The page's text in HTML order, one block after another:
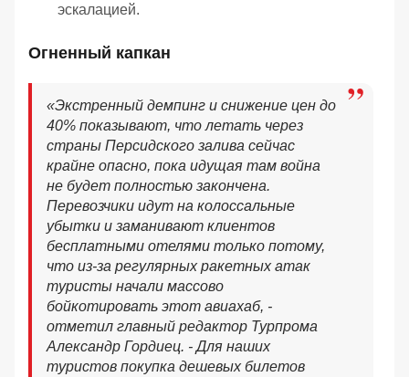
эскалацией.
Огненный капкан
«Экстренный демпинг и снижение цен до
40% показывают, что летать через
страны Персидского залива сейчас
крайне опасно, пока идущая там война
не будет полностью закончена.
Перевозчики идут на колоссальные
убытки и заманивают клиентов
бесплатными отелями только потому,
что из-за регулярных ракетных атак
туристы начали массово
бойкотировать этот авиахаб, -
отметил главный редактор Турпрома
Александр Гордиец. - Для наших
туристов покупка дешевых билетов